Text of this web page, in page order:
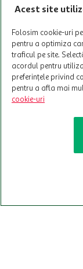
participante și
nu raspunde
care aceste este
intretineri sau
Cine suntem
Acest site
Folosim cookie-uri
pentru a optimiza
traficul pe site.
acordul pentru
preferințele privind
pentru a afla mai
cookie-uri